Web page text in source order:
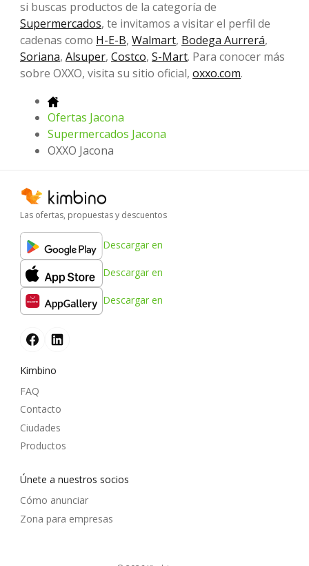
si buscas productos de la categoría de
Supermercados, te invitamos a visitar el perfil de
cadenas como H-E-B, Walmart, Bodega Aurrerá,
Soriana, Alsuper, Costco, S-Mart. Para conocer más
sobre OXXO, visita su sitio oficial, oxxo.com.
Ofertas Jacona
Supermercados Jacona
OXXO Jacona
Las ofertas, propuestas y descuentos
Descargar en
Descargar en
Descargar en
Kimbino
FAQ
Contacto
Ciudades
Productos
Únete a nuestros socios
Cómo anunciar
Zona para empresas